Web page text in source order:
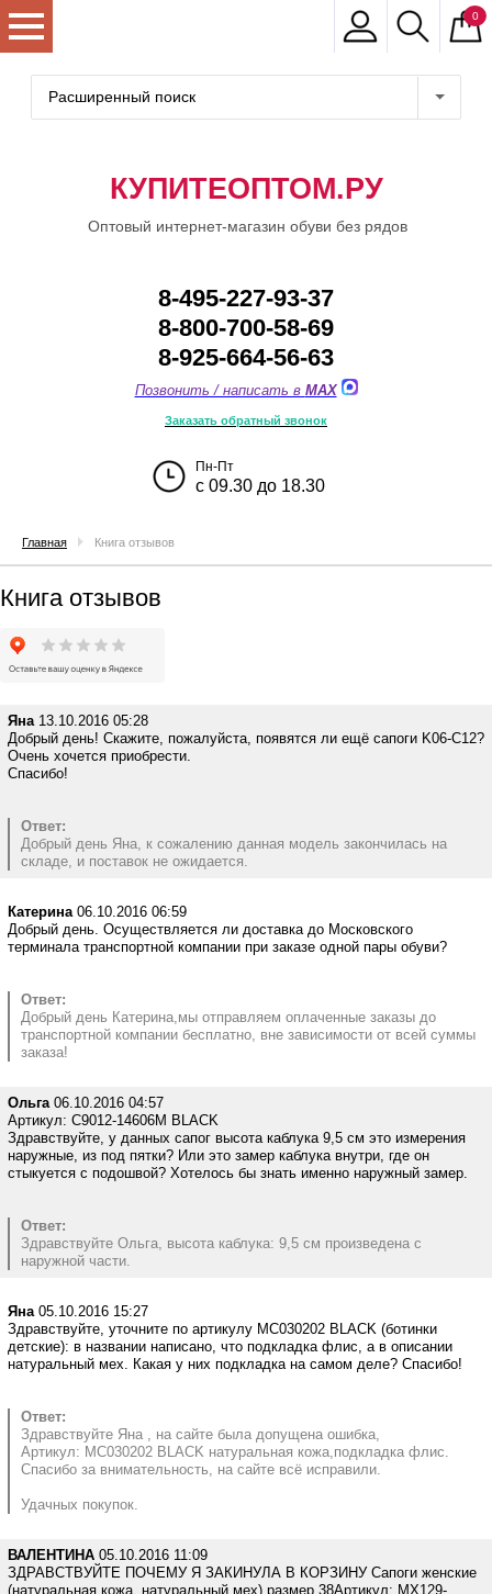
0
Расширенный поиск
КУПИТЕОПТОМ.РУ
Оптовый интернет-магазин обуви без рядов
8-495-227-93-37
8-800-700-58-69
8-925-664-56-63
Позвонить / написать в MAX
Заказать обратный звонок
Пн-Пт
с 09.30 до 18.30
Главная Книга отзывов
Книга отзывов
Яна13.10.2016 05:28
Добрый день! Скажите, пожалуйста, появятся ли ещё сапоги K06-C12?
Очень хочется приобрести.
Спасибо!
Ответ:
Добрый день Яна, к сожалению данная модель закончилась на
складе, и поставок не ожидается.
Катерина06.10.2016 06:59
Добрый день. Осуществляется ли доставка до Московского
терминала транспортной компании при заказе одной пары обуви?
Ответ:
Добрый день Катерина,мы отправляем оплаченные заказы до
транспортной компании бесплатно, вне зависимости от всей суммы
заказа!
Ольга06.10.2016 04:57
Артикул: C9012-14606M BLACK
Здравствуйте, у данных сапог высота каблука 9,5 см это измерения
наружные, из под пятки? Или это замер каблука внутри, где он
стыкуется с подошвой? Хотелось бы знать именно наружный замер.
Ответ:
Здравствуйте Ольга, высота каблука: 9,5 см произведена с
наружной части.
Яна05.10.2016 15:27
Здравствуйте, уточните по артикулу MC030202 BLACK (ботинки
детские): в названии написано, что подкладка флис, а в описании
натуральный мех. Какая у них подкладка на самом деле? Спасибо!
Ответ:
Здравствуйте Яна , на сайте была допущена ошибка,
Артикул: MC030202 BLACK натуральная кожа,подкладка флис.
Спасибо за внимательность, на сайте всё исправили.
Удачных покупок.
ВАЛЕНТИНА 05.10.2016 11:09
ЗДРАВСТВУЙТЕ ПОЧЕМУ Я ЗАКИНУЛА В КОРЗИНУ Сапоги женские
(натуральная кожа, натуральный мех) размер 38Артикул: MX129-